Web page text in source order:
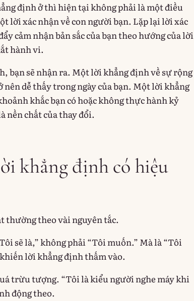
định ở thì hiện tại không phải là một điều
lời xác nhận về con người bạn. Lặp lại lời xác
cảm nhận bản sắc của bạn theo hướng của lời
hành vi.
bạn sẽ nhận ra. Một lời khẳng định về sự rộng
dễ thấy trong ngày của bạn. Một lời khẳng
khắc bạn có hoặc không thực hành kỷ
nền chất của thay đổi.
khẳng định có hiệu
theo vài nguyên tắc.
sẽ là,” không phải “Tôi muốn.” Mà là “Tôi
lời khẳng định thấm vào.
trừu tượng. “Tôi là kiểu người nghe máy khi
động theo.